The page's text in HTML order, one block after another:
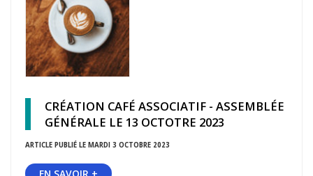
CRÉATION CAFÉ ASSOCIATIF - ASSEMBLÉE
GÉNÉRALE LE 13 OCTOTRE 2023
ARTICLE PUBLIÉ LE MARDI 3 OCTOBRE 2023